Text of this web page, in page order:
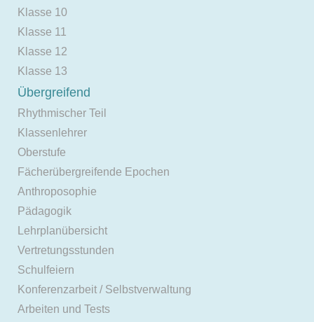
Klasse 10
Klasse 11
Klasse 12
Klasse 13
Übergreifend
Rhythmischer Teil
Klassenlehrer
Oberstufe
Fächerübergreifende Epochen
Anthroposophie
Pädagogik
Lehrplanübersicht
Vertretungsstunden
Schulfeiern
Konferenzarbeit / Selbstverwaltung
Arbeiten und Tests